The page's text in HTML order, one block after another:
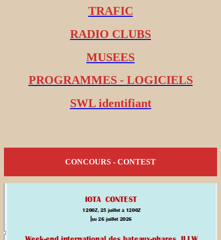
TRAFIC
RADIO CLUBS
MUSEES
PROGRAMMES - LOGICIELS
SWL identifiant
CONCOURS - CONTEST